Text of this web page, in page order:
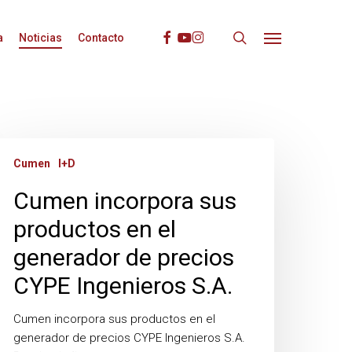
Noticias Contacto Facebook
Youtube
Instagram search
Menu
Cumen I+D
Cumen incorpora sus
productos en el
generador de precios
CYPE Ingenieros S.A.
Cumen incorpora sus productos en el
generador de precios CYPE Ingenieros S.A.